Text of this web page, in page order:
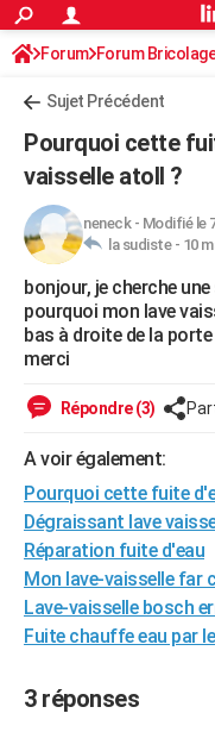
ACTUALITÉS
Politique
Société
Faits Divers
Education
Monde
Villes
+
Programme TV
Streaming
Cinéma
Sorties cinéma
Musique
FINANCE
Retraite
Impôts
Epargne
Immobilier
Risques naturels par ville
Banque
Assurance
Crédit
AUTO
Essais
Réserver un essai
Citadines
Berlines
SUV
Forum auto
HIGH-TECH
Mobiles
Meilleur smartphone
Internet
Ordinateurs
Jeux vidéo
Guide high-tech
+BRICOLAGE
Forum
Aménagement intérieur
Extérieur
Cuisine
Salle de bains
Jardinage
Rangement
WEEK-END
Guides de France
Escapades
Patrimoine
Expositions
Musées
Week-end nature
LIFESTYLE
Art de vivre
Bien-être
Loisirs
Mode
Modes de vie
SANTE
Alimentation
Guide de la santé
Maladies
Médicaments
Sommeil
VOYAGE
Destinations
City break
Voyage nature
Voyage de noces
Forum
Climat
+PHOTO
GUIDES D'ACHAT
CARTE DE VOEUX
Forum Forum Bricolage
Sujet Précédent
Pourquoi cette
vaisselle atoll ?
neneck- Modifié le
la sudiste - 10
bonjour, je cherche
pourquoi mon lave
bas à droite de la porte
merci
Répondre (3)
A voir également:
Pourquoi cette fuite
Dégraissant lave
Réparation fuite d'eau
Mon lave-vaisselle far
Lave-vaisselle bosch
Fuite chauffe eau par
3 réponses